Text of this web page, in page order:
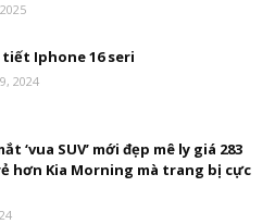
Iphone 16 seri
2024
‘vua SUV’ mới đẹp mê ly giá 283
hơn Kia Morning mà trang bị cực